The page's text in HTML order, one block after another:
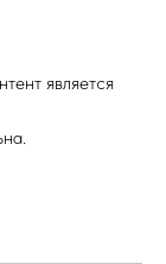
является